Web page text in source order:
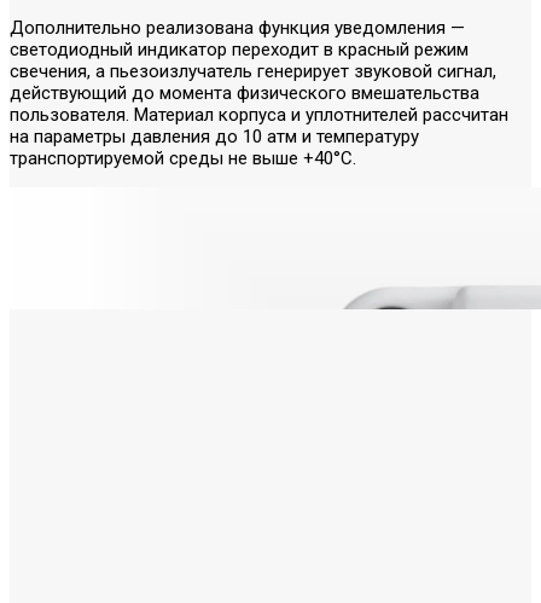
Дополнительно реализована функция уведомления —
светодиодный индикатор переходит в красный режим
свечения, а пьезоизлучатель генерирует звуковой сигнал,
действующий до момента физического вмешательства
пользователя. Материал корпуса и уплотнителей рассчитан
на параметры давления до 10 атм и температуру
транспортируемой среды не выше +40°C.